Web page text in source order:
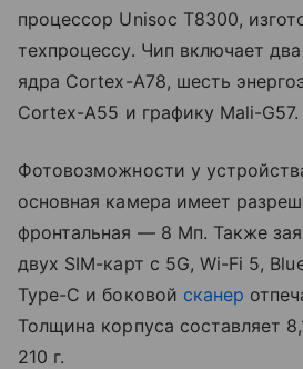
процессор Unisoc T8300,
техпроцессу. Чип включает
ядра Cortex-A78, шесть
Cortex-A55 и графику Mali-G57.
Фотовозможности у
основная камера имеет
фронтальная — 8 Мп. Также
двух SIM-карт с 5G, Wi-Fi 5,
Type-C и боковой сканер
Толщина корпуса составляет
210 г.